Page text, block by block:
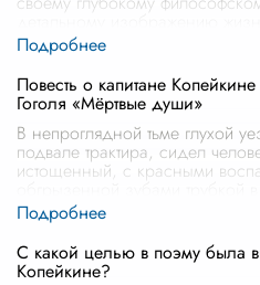
Повесть о капитане
Гоголя «Мёртвые души»
В непроглядной тьме глухой
подвале трактира, сидел
истощенный, с красными
С какой целью в поэму была
Копейкине?